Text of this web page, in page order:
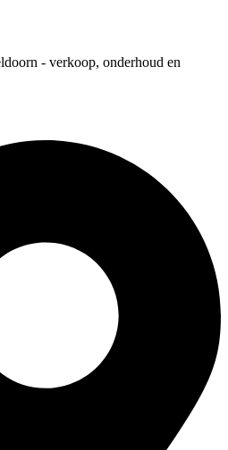
- verkoop, onderhoud en